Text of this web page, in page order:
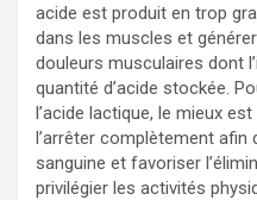
acide est produit en trop
dans les muscles et
douleurs musculaires dont
quantité d’acide stockée.
l’acide lactique, le mieux
l’arrêter complètement afin
sanguine et favoriser
privilégier les activités